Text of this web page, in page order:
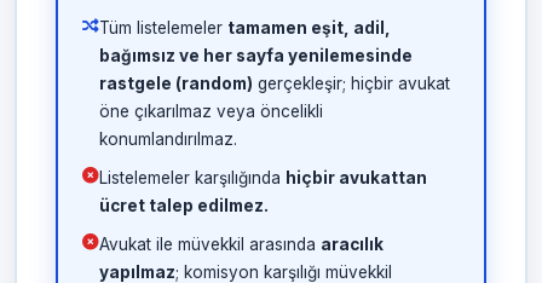
Tüm listelemeler tamamen eşit, adil,
bağımsız ve her sayfa yenilemesinde
rastgele (random) gerçekleşir; hiçbir avukat
öne çıkarılmaz veya öncelikli
konumlandırılmaz.
Listelemeler karşılığında hiçbir avukattan
ücret talep edilmez.
Avukat ile müvekkil arasında aracılık
yapılmaz; komisyon karşılığı müvekkil